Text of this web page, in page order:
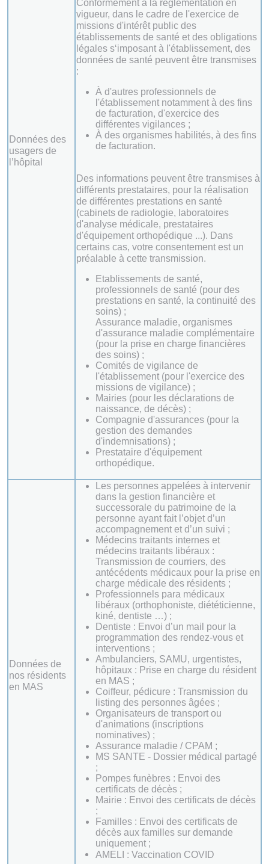
Données des
usagers de
l’hôpital
Conformément à la réglementation en
vigueur, dans le cadre de l'exercice de
missions d'intérêt public des
établissements de santé et des obligations
légales s‘imposant à l'établissement, des
données de santé peuvent être transmises
:
À d'autres professionnels de
l'établissement notamment à des fins
de facturation, d'exercice des
différentes vigilances ;
À des organismes habilités, à des fins
de facturation.
Des informations peuvent être transmises à
différents prestataires, pour la réalisation
de différentes prestations en santé
(cabinets de radiologie, laboratoires
d'analyse médicale, prestataires
d'équipement orthopédique ...). Dans
certains cas, votre consentement est un
préalable à cette transmission.
Etablissements de santé,
professionnels de santé (pour des
prestations en santé, la continuité des
soins) ;
Assurance maladie, organismes
d'assurance maladie complémentaire
(pour la prise en charge financières
des soins) ;
Comités de vigilance de
l'établissement (pour l'exercice des
missions de vigilance) ;
Mairies (pour les déclarations de
naissance, de décès) ;
Compagnie d'assurances (pour la
gestion des demandes
d'indemnisations) ;
Prestataire d'équipement
orthopédique.
Données de
nos résidents
en MAS
Les personnes appelées à intervenir
dans la gestion financière et
successorale du patrimoine de la
personne ayant fait l’objet d’un
accompagnement et d’un suivi ;
Médecins traitants internes et
médecins traitants libéraux :
Transmission de courriers, des
antécédents médicaux pour la prise en
charge médicale des résidents ;
Professionnels para médicaux
libéraux (orthophoniste, diététicienne,
kiné, dentiste …) ;
Dentiste : Envoi d’un mail pour la
programmation des rendez-vous et
interventions ;
Ambulanciers, SAMU, urgentistes,
hôpitaux : Prise en charge du résident
en MAS ;
Coiffeur, pédicure : Transmission du
listing des personnes âgées ;
Organisateurs de transport ou
d'animations (inscriptions
nominatives) ;
Assurance maladie / CPAM ;
MS SANTE - Dossier médical partagé
;
Pompes funèbres : Envoi des
certificats de décès ;
Mairie : Envoi des certificats de décès
;
Familles : Envoi des certificats de
décès aux familles sur demande
uniquement ;
AMELI : Vaccination COVID